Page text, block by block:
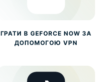
ГРАТИ В GEFORCE NOW ЗА
ДОПОМОГОЮ VPN